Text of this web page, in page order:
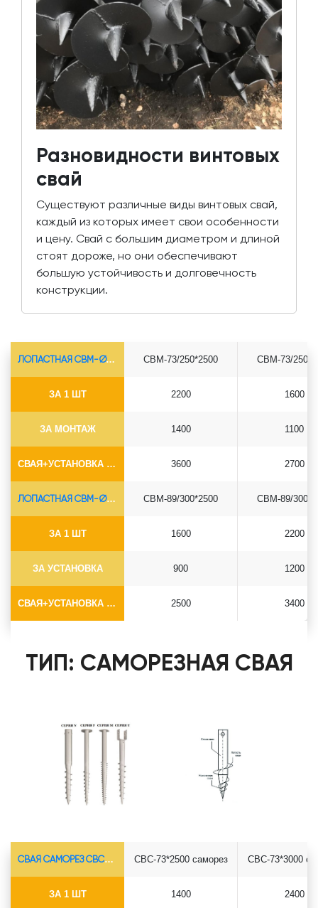
Разновидности винтовых
свай
Существуют различные виды винтовых свай,
каждый из которых имеет свои особенности
и цену. Свай с большим диаметром и длиной
стоят дороже, но они обеспечивают
большую устойчивость и долговечность
конструкции.
ЛОПАСТНАЯ СВМ-Ø73*5.5
ЗА 1 ШТ
ЗА МОНТАЖ
СВАЯ+УСТАНОВКА (БЕЗ ОГОЛОВКА)
СВМ-73/250*2500
2200
1400
3600
СВМ-73/
1600
1100
2700
ЛОПАСТНАЯ СВМ-Ø89*6.5
ЗА 1 ШТ
ЗА УСТАНОВКА
СВАЯ+УСТАНОВКА (БЕЗ ОГОЛОВКА)
СВМ-89/300*2500
1600
900
2500
СВМ-89/
2200
1200
3400
ТИП: САМОРЕЗНАЯ СВАЯ
СВАЯ САМОРЕЗ СВС-Ø73*5.5
ЗА 1 ШТ
СВС-73*2500 саморез
1400
СВС-73*3000
2400